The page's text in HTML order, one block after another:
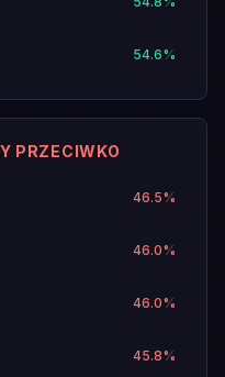
54.6%
PRZECIWKO
46.5%
46.0%
46.0%
45.8%